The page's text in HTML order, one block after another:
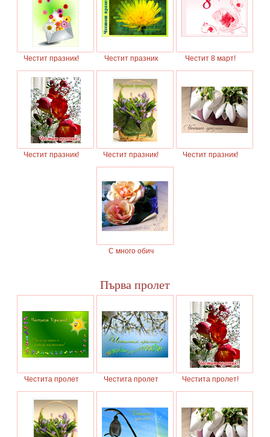
Честит празник! Честит празник Честит 8 март!
Честит празник! Честит празник! Честит празник!
С много обич
Първа пролет
Честита пролет Честита пролет Честита пролет!